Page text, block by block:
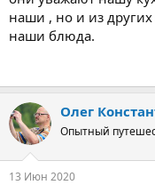
наши , но и из других
наши блюда.
Олег
Опытный
13 Июн 2020